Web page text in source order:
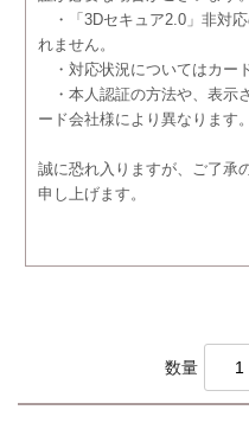
・「3Dセキュア2.0」非対
れません。
・対応状況についてはカー
・本人認証の方法や、表示
ード会社様により異なります。
誠に恐れ入りますが、ご了承
申し上げます。
数量